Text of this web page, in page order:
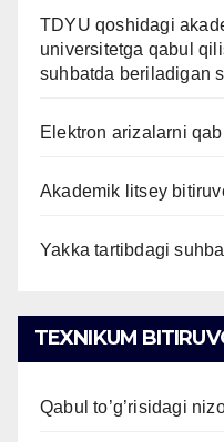
TDYU qoshidagi
universitetga qabul
suhbatda beriladigan
Elektron arizalarni
Akademik litsey
Yakka tartibdagi
TEXNIKUM
Qabul to’g’risidagi